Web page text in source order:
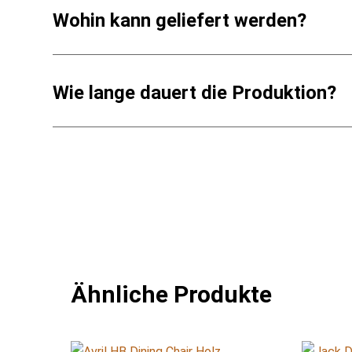
Maßen und Materialien perfekt zu Ihren
beste Lösung für Sie zu finden. Sollten Sie sich
uns eine E-Mail, und wir erstellen ein
Wohin kann geliefert werden?
Wie lange dauert die Produktion?
Ähnliche Produkte